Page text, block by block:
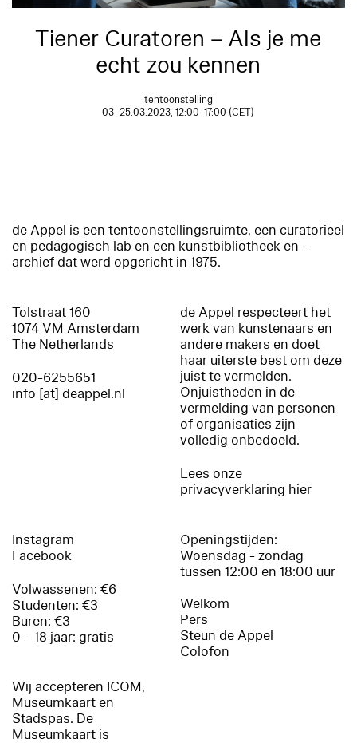
Tiener Curatoren – Als je me
echt zou kennen
tentoonstelling
03–25.03.2023, 12:00–17:00 (CET)
de Appel is een tentoonstellingsruimte, een curatorieel
en pedagogisch lab en een kunstbibliotheek en -
archief dat werd opgericht in 1975.
Tolstraat 160
1074 VM Amsterdam
The Netherlands
020-6255651
info [at] deappel.nl
de Appel respecteert het
werk van kunstenaars en
andere makers en doet
haar uiterste best om deze
juist te vermelden.
Onjuistheden in de
vermelding van personen
of organisaties zijn
volledig onbedoeld.
Lees onze
privacyverklaring hier
Instagram
Facebook
Volwassenen: €6
Studenten: €3
Buren: €3
0 – 18 jaar: gratis
Wij accepteren ICOM,
Museumkaart en
Stadspas. De
Museumkaart is
Openingstijden:
Woensdag - zondag
tussen 12:00 en 18:00 uur
Welkom
Pers
Steun de Appel
Colofon